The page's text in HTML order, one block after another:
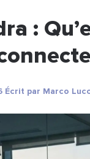
:
Écrit par Marco